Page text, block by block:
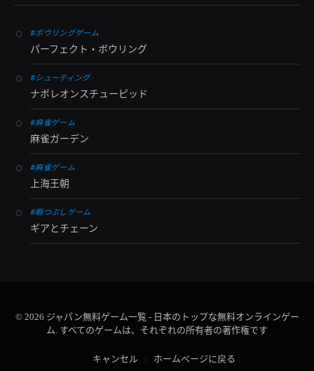
#ボウリングゲーム
パーフェクト・ボウリング
#シューティング
ナポレオンスチューピッド
#麻雀ゲーム
麻雀ガーデン
#麻雀ゲーム
上海王朝
#暇つぶしゲーム
ギアとチェーン
© 2026 ジャパン無料ゲーム一覧 - 日本のトップな無料オンラインゲー
ム. すべてのゲームは、それぞれの所有者の著作権です
キャンセル ホームページに戻る